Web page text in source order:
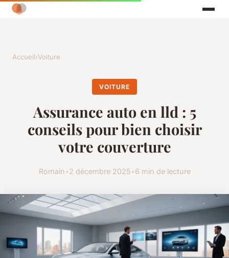
Accueil›Voiture
VOITURE
Assurance auto en lld : 5
conseils pour bien choisir
votre couverture
Romain•2 décembre 2025•6 min de lecture